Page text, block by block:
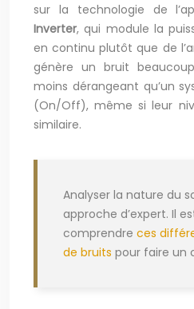
sur la technologie de
Inverter, qui module la
en continu plutôt que de
génère un bruit
moins dérangeant qu’un
(On/Off), même si leur
similaire.
Analyser la nature du
approche d’expert. Il
comprendre ces
de bruits pour faire un